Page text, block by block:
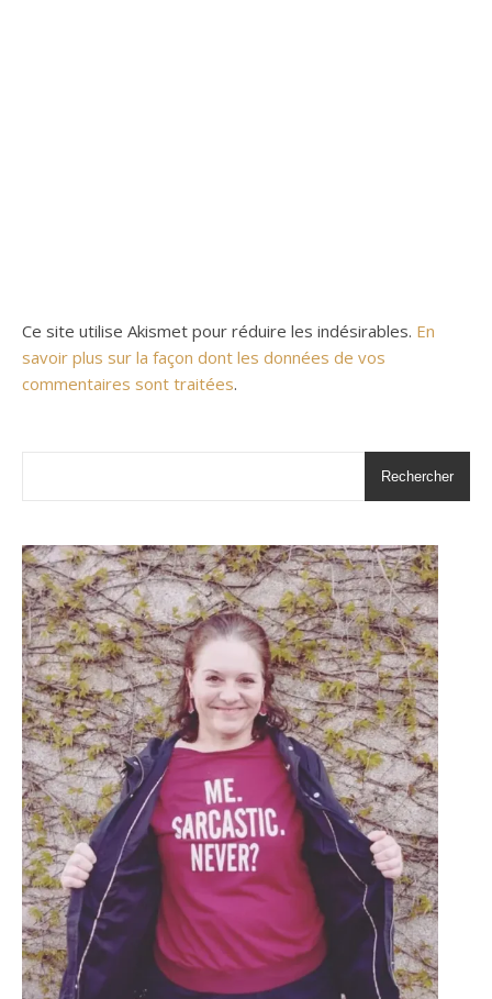
Ce site utilise Akismet pour réduire les indésirables. En
savoir plus sur la façon dont les données de vos
commentaires sont traitées.
Rechercher